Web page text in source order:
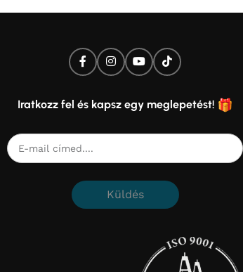
Iratkozz fel és kapsz egy meglepetést!
Küldés